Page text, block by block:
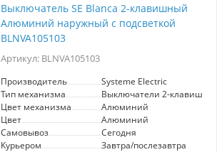
Выключатель SE Blanca 2-клавишный
Алюминий наружный с подсветкой
BLNVA105103
Артикул: BLNVA105103
Производитель
Systeme Electric
Тип механизма
Выключатели 2-
Цвет механизма
Алюминий
Цвет
Алюминий
Самовывоз
Сегодня
Курьером
Завтра/послезавтра